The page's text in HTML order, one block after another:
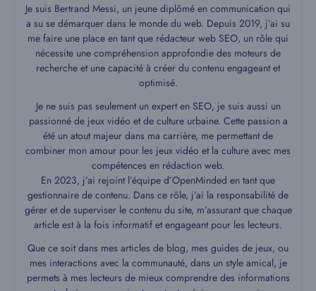
Je suis Bertrand Messi, un jeune diplômé en communication qui
a su se démarquer dans le monde du web. Depuis 2019, j’ai su
me faire une place en tant que rédacteur web SEO, un rôle qui
nécessite une compréhension approfondie des moteurs de
recherche et une capacité à créer du contenu engageant et
optimisé.
Je ne suis pas seulement un expert en SEO, je suis aussi un
passionné de jeux vidéo et de culture urbaine. Cette passion a
été un atout majeur dans ma carrière, me permettant de
combiner mon amour pour les jeux vidéo et la culture avec mes
compétences en rédaction web.
En 2023, j’ai rejoint l’équipe d’OpenMinded en tant que
gestionnaire de contenu. Dans ce rôle, j’ai la responsabilité de
gérer et de superviser le contenu du site, m’assurant que chaque
article est à la fois informatif et engageant pour les lecteurs.
Que ce soit dans mes articles de blog, mes guides de jeux, ou
mes interactions avec la communauté, dans un style amical, je
permets à mes lecteurs de mieux comprendre des informations